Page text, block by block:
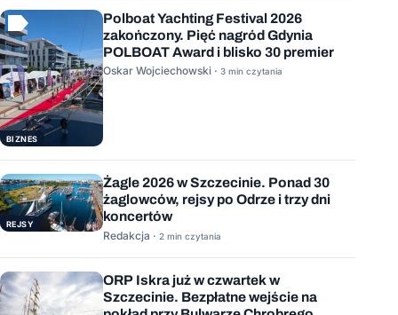
BIZNES
Polboat Yachting Festival 2026
zakończony. Pięć nagród Gdynia
POLBOAT Award i blisko 30 premier
Oskar Wojciechowski · 3 min czytania
REJSY
Żagle 2026 w Szczecinie. Ponad 30
żaglowców, rejsy po Odrze i trzy dni
koncertów
Redakcja · 2 min czytania
ORP Iskra już w czwartek w
Szczecinie. Bezpłatne wejście na